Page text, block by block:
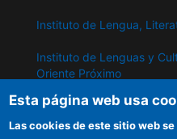
Instituto de Lengua,
Instituto de Lenguas y
Oriente Próximo
Instituto de Políticas y
Esta página web usa
Las cookies de este sitio web